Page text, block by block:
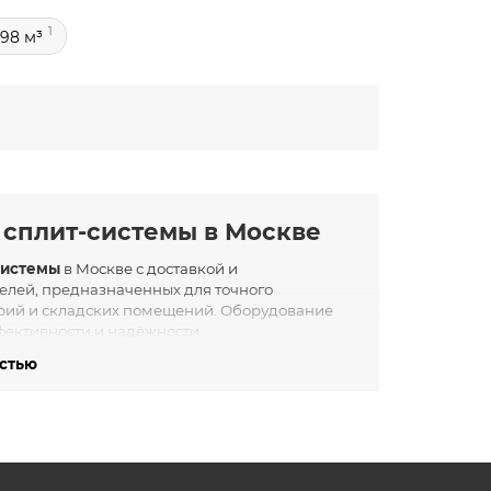
м³ 1
системы в Москве
в Москве с доставкой и
предназначенных для точного
и складских помещений. Оборудование
и надёжности.